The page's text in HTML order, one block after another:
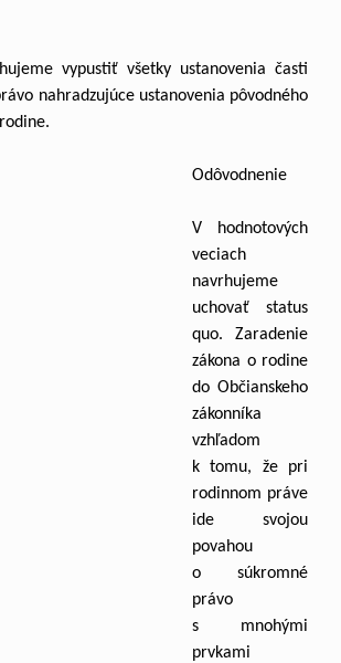
vypustiť všetky ustanovenia časti
nahradzujúce ustanovenia pôvodného
Odôvodnenie
V hodnotových
veciach
navrhujeme
uchovať status
quo. Zaradenie
zákona o rodine
do Občianskeho
zákonníka
vzhľadom
k tomu, že pri
rodinnom práve
ide svojou
povahou
o súkromné
právo
s mnohými
prvkami